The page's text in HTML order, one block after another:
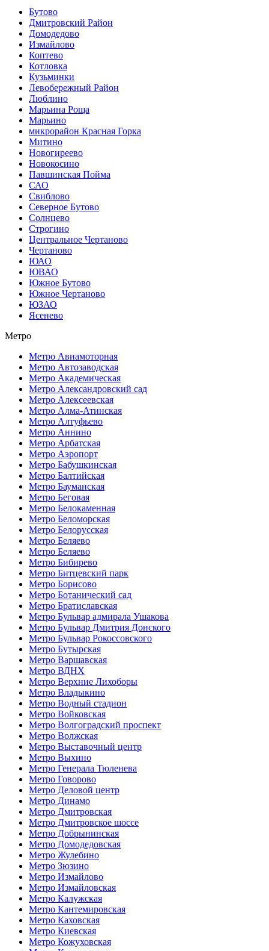
Бутово
Дмитровский Район
Домодедово
Измайлово
Коптево
Котловка
Кузьминки
Левобережный Район
Люблино
Марьина Роща
Марьино
микрорайон Красная Горка
Митино
Новогиреево
Новокосино
Павшинская Пойма
САО
Свиблово
Северное Бутово
Солнцево
Строгино
Центральное Чертаново
Чертаново
ЮАО
ЮВАО
Южное Бутово
Южное Чертаново
ЮЗАО
Ясенево
Метро
Метро Авиамоторная
Метро Автозаводская
Метро Академическая
Метро Александровский сад
Метро Алексеевская
Метро Алма-Атинская
Метро Алтуфьево
Метро Аннино
Метро Арбатская
Метро Аэропорт
Метро Бабушкинская
Метро Балтийская
Метро Бауманская
Метро Беговая
Метро Белокаменная
Метро Беломорская
Метро Белорусская
Метро Беляево
Метро Беляево
Метро Бибирево
Метро Битцевский парк
Метро Борисово
Метро Ботанический сад
Метро Братиславская
Метро Бульвар адмирала Ушакова
Метро Бульвар Дмитрия Донского
Метро Бульвар Рокоссовского
Метро Бутырская
Метро Варшавская
Метро ВДНХ
Метро Верхние Лихоборы
Метро Владыкино
Метро Водный стадион
Метро Войковская
Метро Волгоградский проспект
Метро Волжская
Метро Выставочный центр
Метро Выхино
Метро Генерала Тюленева
Метро Говорово
Метро Деловой центр
Метро Динамо
Метро Дмитровская
Метро Дмитровское шоссе
Метро Добрынинская
Метро Домодедовская
Метро Жулебино
Метро Зюзино
Метро Измайлово
Метро Измайловская
Метро Калужская
Метро Кантемировская
Метро Каховская
Метро Киевская
Метро Кожуховская